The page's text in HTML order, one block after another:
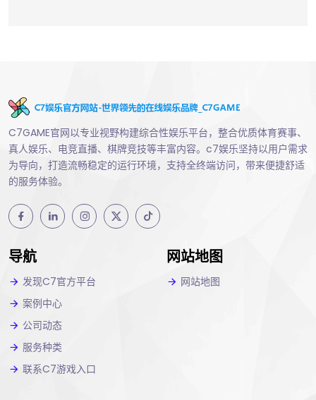
C7GAME官网以专业视野构建综合性娱乐平台，整合优质体育赛事、
真人娱乐、电竞直播、棋牌竞技等丰富内容。c7娱乐坚持以用户需求
为导向，打造流畅稳定的运行环境，支持全终端访问，带来便捷舒适
的服务体验。
导航
发现C7官方平台
案例中心
公司动态
服务种类
联系C7游戏入口
网站地图
网站地图